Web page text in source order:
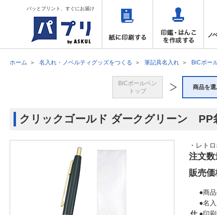
パッとプリント、すぐにお届け
ホーム 名入れ・ノベルティグッズをつくる 筆記具名入れ BiCボー
BiCボールペン
トップ
商品を
クリックゴールド ダークグリーン PP
・レト
注文数
販売価
●商
●名